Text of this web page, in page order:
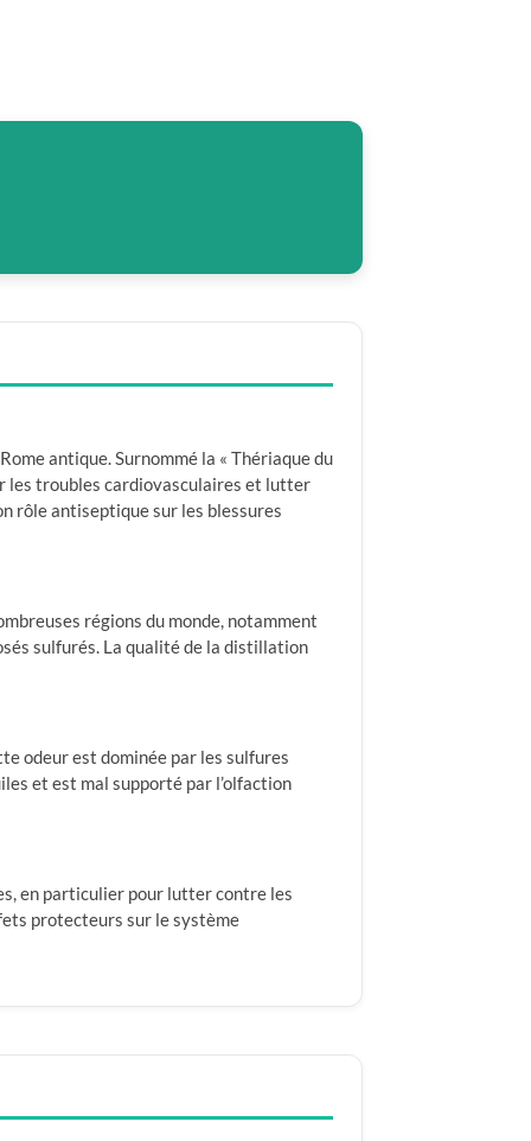
antique. Surnommé la « Thériaque du
les troubles cardiovasculaires et lutter
rôle antiseptique sur les blessures
régions du monde, notamment
sulfurés. La qualité de la distillation
odeur est dominée par les sulfures
et est mal supporté par l’olfaction
en particulier pour lutter contre les
protecteurs sur le système